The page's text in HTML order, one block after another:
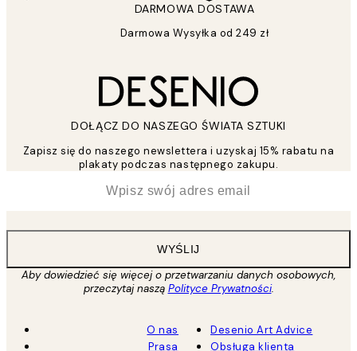
DARMOWA DOSTAWA
Darmowa Wysyłka od 249 zł
DOŁĄCZ DO NASZEGO ŚWIATA SZTUKI
Zapisz się do naszego newslettera i uzyskaj 15% rabatu na
plakaty podczas następnego zakupu.
WYŚLIJ
Aby dowiedzieć się więcej o przetwarzaniu danych osobowych,
przeczytaj naszą Polityce Prywatności.
O nas
Prasa
Desenio Art Advice
Obsługa klienta